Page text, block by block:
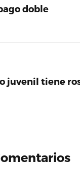
doble
juvenil tiene